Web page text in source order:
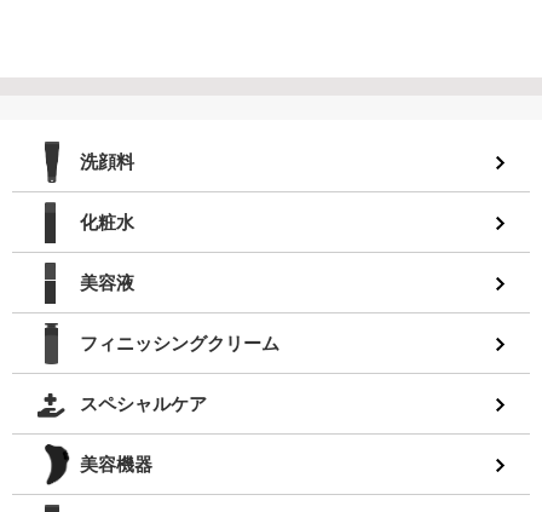
洗顔料
化粧水
美容液
フィニッシングクリーム
スペシャルケア
美容機器